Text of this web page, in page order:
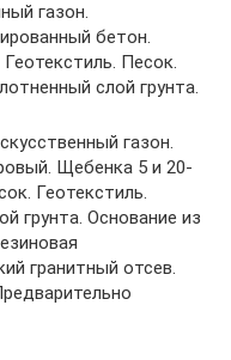
газон.
бетон.
Песок.
слой грунта.
газон.
Щебенка 5 и 20-
Геотекстиль.
грунта. Основание из
гранитный отсев.